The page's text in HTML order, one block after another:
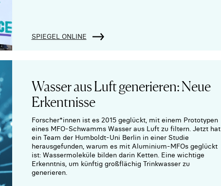
SPIEGEL ONLINE
Wasser aus Luft generieren: Neue
Erkentnisse
Forscher*innen ist es 2015 geglückt, mit einem Prototypen
eines MFO-Schwamms Wasser aus Luft zu filtern. Jetzt hat
ein Team der Humboldt-Uni Berlin in einer Studie
herausgefunden, warum es mit Aluminium-MFOs geglückt
ist: Wassermoleküle bilden darin Ketten. Eine wichtige
Erkenntnis, um künftig großflächig Trinkwasser zu
generieren.